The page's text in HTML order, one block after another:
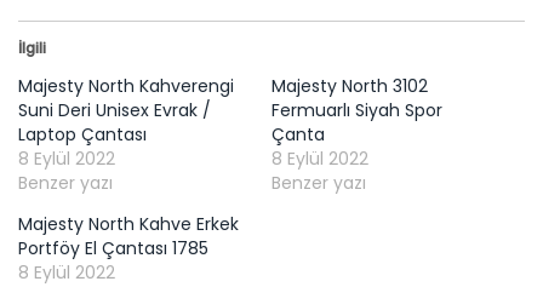
İlgili
Majesty North Kahverengi
Suni Deri Unisex Evrak /
Laptop Çantası
8 Eylül 2022
Benzer yazı
Majesty North 3102
Fermuarlı Siyah Spor
Çanta
8 Eylül 2022
Benzer yazı
Majesty North Kahve Erkek
Portföy El Çantası 1785
8 Eylül 2022